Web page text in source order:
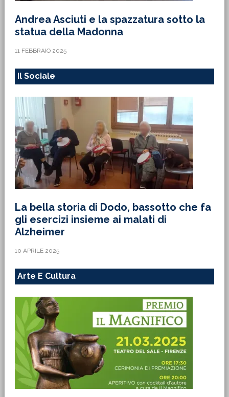
Andrea Asciuti e la spazzatura sotto la
statua della Madonna
11 FEBBRAIO 2025
Il Sociale
La bella storia di Dodo, bassotto che fa
gli esercizi insieme ai malati di
Alzheimer
10 APRILE 2025
Arte E Cultura